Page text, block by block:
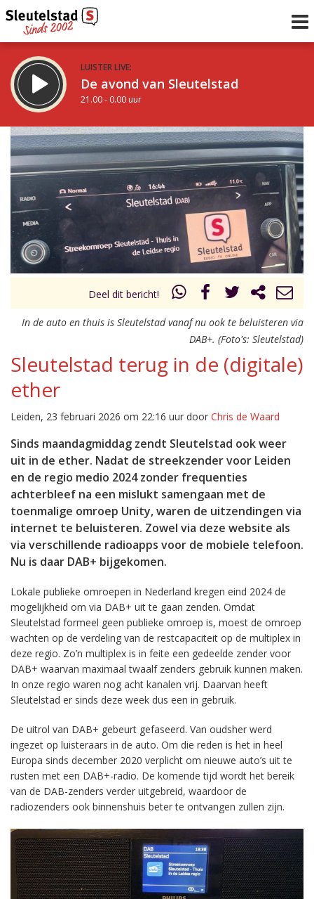
LUISTER LIVE:
De avond van Sleutelstad
21.00 - 0.00 uur
STRAKS:
De nacht van Sleutelstad
0.00 - 6.00 uur
Vorig uur
uur 1 van 0 Volgend uur
Deel dit bericht!
In de auto en thuis is Sleutelstad vanaf nu ook te beluisteren via
DAB+. (Foto's: Sleutelstad)
Sleutelstad terug in de (digitale)
ether
Leiden, 23 februari 2026 om 22:16 uur door Chris de Waard
Sinds maandagmiddag zendt Sleutelstad ook weer
uit in de ether. Nadat de streekzender voor Leiden
en de regio medio 2024 zonder frequenties
achterbleef na een mislukt samengaan met de
toenmalige omroep Unity, waren de uitzendingen via
internet te beluisteren. Zowel via deze website als
via verschillende radioapps voor de mobiele telefoon.
Nu is daar DAB+ bijgekomen.
Lokale publieke omroepen in Nederland kregen eind 2024 de
mogelijkheid om via DAB+ uit te gaan zenden. Omdat
Sleutelstad formeel geen publieke omroep is, moest de omroep
wachten op de verdeling van de restcapaciteit op de multiplex in
deze regio. Zo’n multiplex is in feite een gedeelde zender voor
DAB+ waarvan maximaal twaalf zenders gebruik kunnen maken.
In onze regio waren nog acht kanalen vrij. Daarvan heeft
Sleutelstad er sinds deze week dus een in gebruik.
De uitrol van DAB+ gebeurt gefaseerd. Van oudsher werd
ingezet op luisteraars in de auto. Om die reden is het in heel
Europa sinds december 2020 verplicht om nieuwe auto’s uit te
rusten met een DAB+-radio. De komende tijd wordt het bereik
van de DAB-zenders verder uitgebreid, waardoor de
radiozenders ook binnenshuis beter te ontvangen zullen zijn.